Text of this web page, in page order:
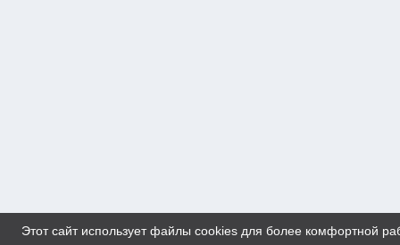
Этот сайт использует файлы cookies для более комфортной